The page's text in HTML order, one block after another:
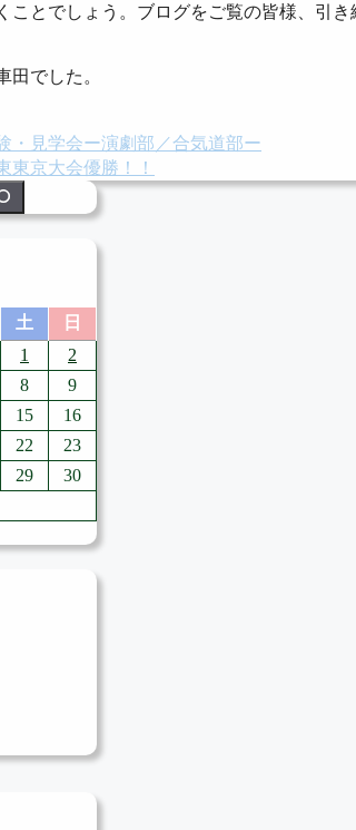
ことでしょう。ブログをご覧の皆様、引き
田でした。
・見学会ー演劇部／合気道部ー
東京大会優勝！！
土
日
1
2
8
9
15
16
22
23
29
30